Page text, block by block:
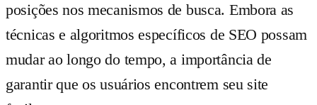
posições nos mecanismos de busca. Embora as
técnicas e algoritmos específicos de SEO possam
mudar ao longo do tempo, a importância de
garantir que os usuários encontrem seu site